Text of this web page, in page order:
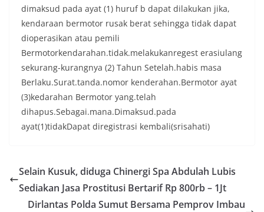
dimaksud pada ayat (1) huruf b dapat dilakukan jika,
kendaraan bermotor rusak berat sehingga tidak dapat
dioperasikan atau pemili
Bermotorkendarahan.tidak.melakukanregest erasiulang
sekurang-kurangnya (2) Tahun Setelah.habis masa
Berlaku.Surat.tanda.nomor kenderahan.Bermotor ayat
(3)kedarahan Bermotor yang.telah
dihapus.Sebagai.mana.Dimaksud.pada
ayat(1)tidakDapat diregistrasi kembali(srisahati)
Selain Kusuk, diduga Chinergi Spa Abdulah Lubis
Sediakan Jasa Prostitusi Bertarif Rp 800rb – 1Jt
Dirlantas Polda Sumut Bersama Pemprov Imbau